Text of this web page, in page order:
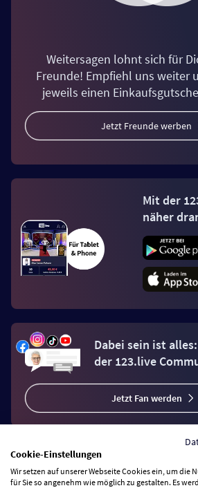
Weitersagen lohnt sich für
Freunde! Empfiehl uns weiter
jeweils einen
Jetzt Freunde werben
Mit der
näher
Dabei sein ist
der 123.live
Jetzt Fan werden
Vertrag widerrufen
Cookie-Einstellungen
Wir setzen auf unserer Webseite Cookies ein, um die
für Sie so angenehm wie möglich zu gestalten. Es